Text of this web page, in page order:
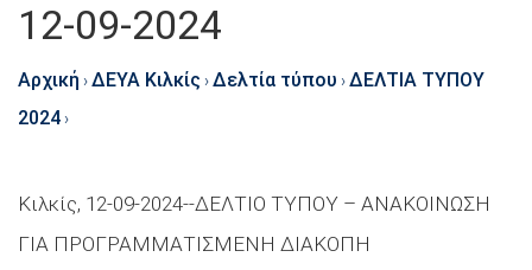
12-09-2024
Αρχική ›ΔΕΥΑ Κιλκίς ›Δελτία τύπου ›ΔΕΛΤΙΑ ΤΥΠΟΥ
2024 ›
Κιλκίς, 12-09-2024--ΔΕΛΤΙΟ ΤΥΠΟΥ – ΑΝΑΚΟΙΝΩΣΗ
ΓΙΑ ΠΡΟΓΡΑΜΜΑΤΙΣΜΕΝΗ ΔΙΑΚΟΠΗ